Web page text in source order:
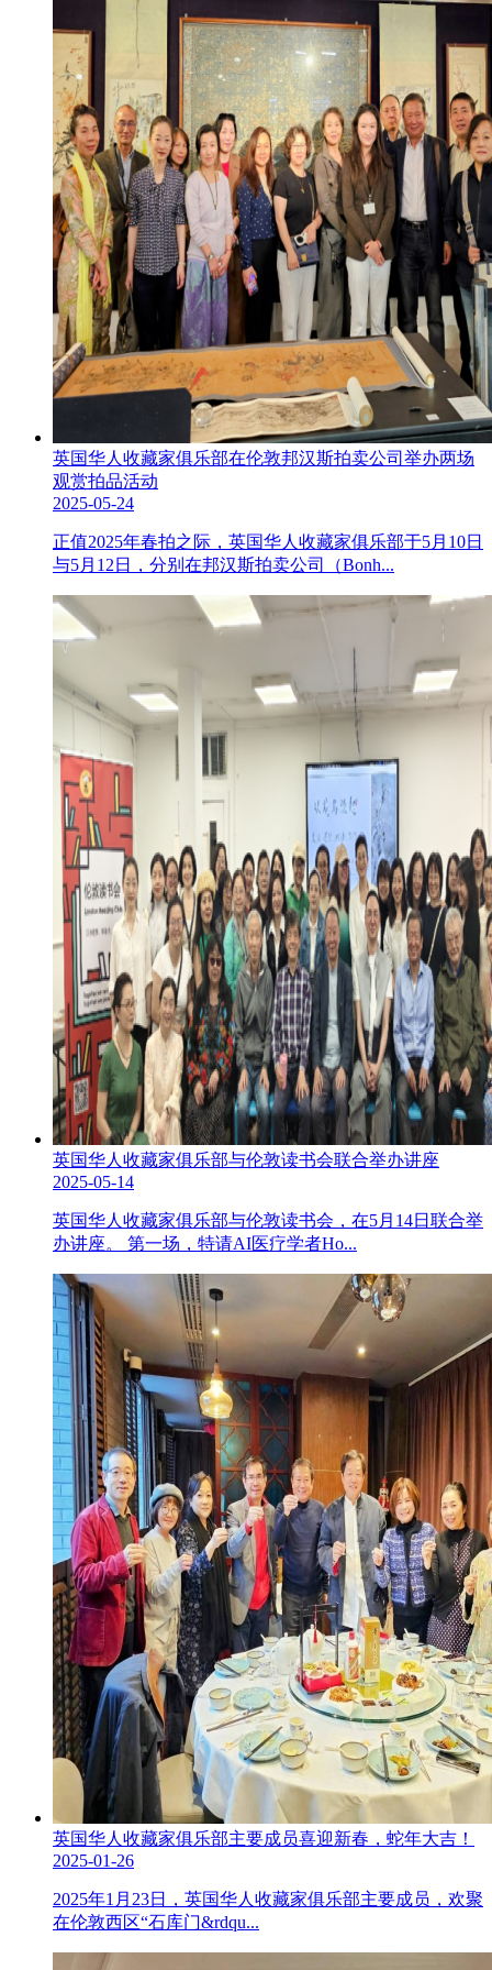
英国华人收藏家俱乐部在伦敦邦汉斯拍卖公司举办两场
观赏拍品活动
2025-05-24
正值2025年春拍之际，英国华人收藏家俱乐部于5月10日
与5月12日，分别在邦汉斯拍卖公司（Bonh...
英国华人收藏家俱乐部与伦敦读书会联合举办讲座
2025-05-14
英国华人收藏家俱乐部与伦敦读书会，在5月14日联合举
办讲座。 第一场，特请AI医疗学者Ho...
英国华人收藏家俱乐部主要成员喜迎新春，蛇年大吉！
2025-01-26
2025年1月23日，英国华人收藏家俱乐部主要成员，欢聚
在伦敦西区“石库门&rdqu...